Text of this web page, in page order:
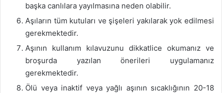
başka canlılara yayılmasına neden olabilir.
Aşıların tüm kutuları ve şişeleri yakılarak yok edilmesi
gerekmektedir.
Aşının kullanım kılavuzunu dikkatlice okumanız ve
broşurda yazılan önerileri uygulamanız
gerekmektedir.
Ölü veya inaktif veya yağlı aşının sıcaklığının 20-18